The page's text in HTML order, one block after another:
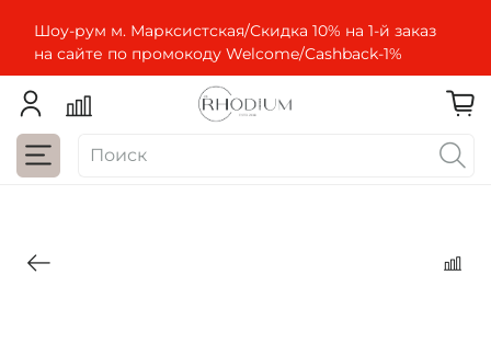
Шоу-рум м. Марксистская/Скидка 10% на 1-й заказ
на сайте по промокоду Welcome/Cashbaсk-1%